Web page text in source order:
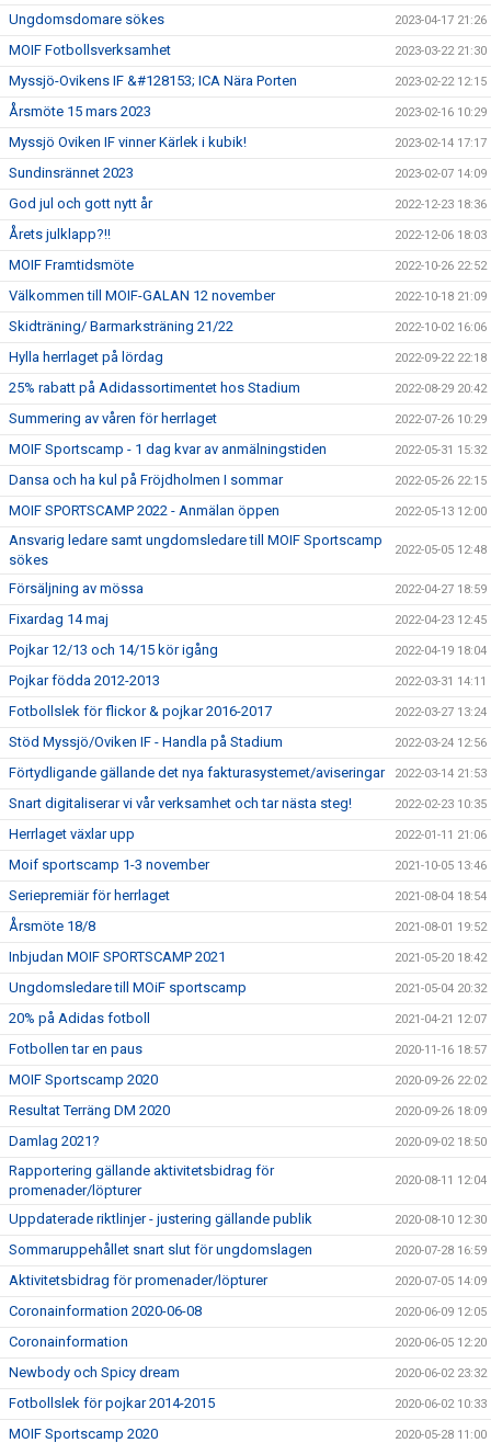
Ungdomsdomare sökes 2023-04-17 21:26
MOIF Fotbollsverksamhet 2023-03-22 21:30
Myssjö-Ovikens IF &#128153; ICA Nära Porten 2023-02-22 12:15
Årsmöte 15 mars 2023 2023-02-16 10:29
Myssjö Oviken IF vinner Kärlek i kubik! 2023-02-14 17:17
Sundinsrännet 2023 2023-02-07 14:09
God jul och gott nytt år 2022-12-23 18:36
Årets julklapp?!! 2022-12-06 18:03
MOIF Framtidsmöte 2022-10-26 22:52
Välkommen till MOIF-GALAN 12 november 2022-10-18 21:09
Skidträning/ Barmarksträning 21/22 2022-10-02 16:06
Hylla herrlaget på lördag 2022-09-22 22:18
25% rabatt på Adidassortimentet hos Stadium 2022-08-29 20:42
Summering av våren för herrlaget 2022-07-26 10:29
MOIF Sportscamp - 1 dag kvar av anmälningstiden 2022-05-31 15:32
Dansa och ha kul på Fröjdholmen I sommar 2022-05-26 22:15
MOIF SPORTSCAMP 2022 - Anmälan öppen 2022-05-13 12:00
Ansvarig ledare samt ungdomsledare till MOIF Sportscamp
sökes
2022-05-05 12:48
Försäljning av mössa 2022-04-27 18:59
Fixardag 14 maj 2022-04-23 12:45
Pojkar 12/13 och 14/15 kör igång 2022-04-19 18:04
Pojkar födda 2012-2013 2022-03-31 14:11
Fotbollslek för flickor & pojkar 2016-2017 2022-03-27 13:24
Stöd Myssjö/Oviken IF - Handla på Stadium 2022-03-24 12:56
Förtydligande gällande det nya fakturasystemet/aviseringar 2022-03-14 21:53
Snart digitaliserar vi vår verksamhet och tar nästa steg! 2022-02-23 10:35
Herrlaget växlar upp 2022-01-11 21:06
Moif sportscamp 1-3 november 2021-10-05 13:46
Seriepremiär för herrlaget 2021-08-04 18:54
Årsmöte 18/8 2021-08-01 19:52
Inbjudan MOIF SPORTSCAMP 2021 2021-05-20 18:42
Ungdomsledare till MOiF sportscamp 2021-05-04 20:32
20% på Adidas fotboll 2021-04-21 12:07
Fotbollen tar en paus 2020-11-16 18:57
MOIF Sportscamp 2020 2020-09-26 22:02
Resultat Terräng DM 2020 2020-09-26 18:09
Damlag 2021? 2020-09-02 18:50
Rapportering gällande aktivitetsbidrag för
promenader/löpturer
2020-08-11 12:04
Uppdaterade riktlinjer - justering gällande publik 2020-08-10 12:30
Sommaruppehållet snart slut för ungdomslagen 2020-07-28 16:59
Aktivitetsbidrag för promenader/löpturer 2020-07-05 14:09
Coronainformation 2020-06-08 2020-06-09 12:05
Coronainformation 2020-06-05 12:20
Newbody och Spicy dream 2020-06-02 23:32
Fotbollslek för pojkar 2014-2015 2020-06-02 10:33
MOIF Sportscamp 2020 2020-05-28 11:00